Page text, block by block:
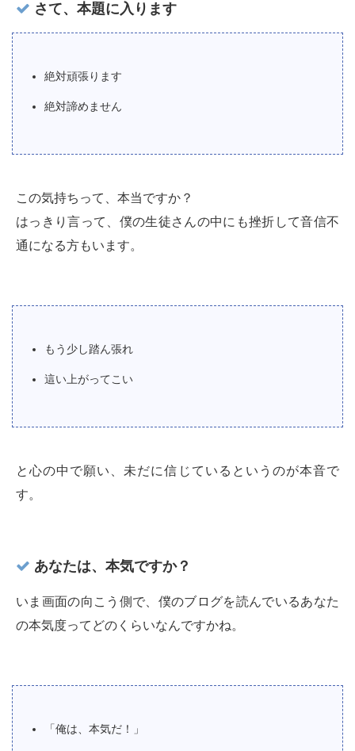
さて、本題に入ります
絶対頑張ります
絶対諦めません
この気持ちって、本当ですか？
はっきり言って、僕の生徒さんの中にも挫折して音信不
通になる方もいます。
もう少し踏ん張れ
這い上がってこい
と心の中で願い、未だに信じているというのが本音で
す。
あなたは、本気ですか？
いま画面の向こう側で、僕のブログを読んでいるあなた
の本気度ってどのくらいなんですかね。
「俺は、本気だ！」